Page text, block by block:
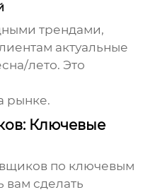
трендами,
актуальные
лето. Это
рынке.
Ключевые
по ключевым
вам сделать